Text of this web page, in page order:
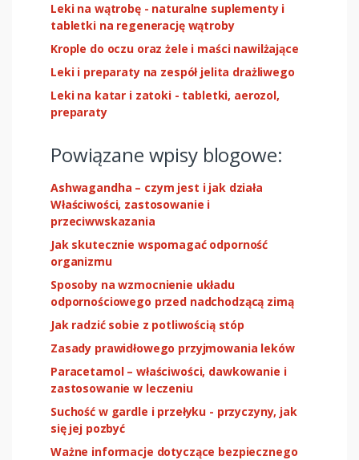
Leki na wątrobę - naturalne suplementy i
tabletki na regenerację wątroby
Krople do oczu oraz żele i maści nawilżające
Leki i preparaty na zespół jelita drażliwego
Leki na katar i zatoki - tabletki, aerozol,
preparaty
Powiązane wpisy blogowe:
Ashwagandha – czym jest i jak działa
Właściwości, zastosowanie i
przeciwwskazania
Jak skutecznie wspomagać odporność
organizmu
Sposoby na wzmocnienie układu
odpornościowego przed nadchodzącą zimą
Jak radzić sobie z potliwością stóp
Zasady prawidłowego przyjmowania leków
Paracetamol – właściwości, dawkowanie i
zastosowanie w leczeniu
Suchość w gardle i przełyku - przyczyny, jak
się jej pozbyć
Ważne informacje dotyczące bezpiecznego